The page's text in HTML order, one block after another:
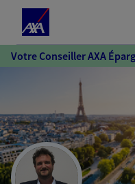
Votre Conseiller AXA